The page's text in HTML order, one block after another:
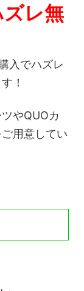
レ無
入でハズレ
！
やQUOカ
用意してい